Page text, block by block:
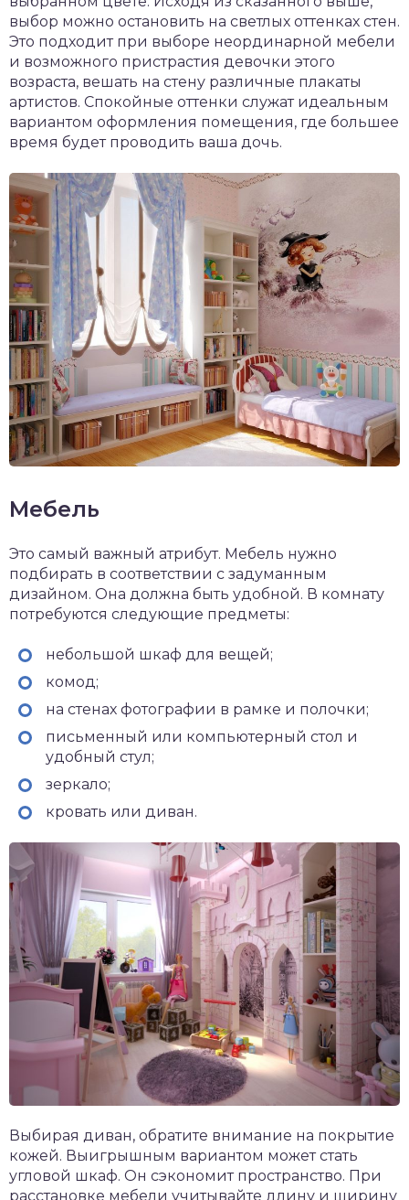
выбор можно остановить на светлых оттенках стен.
Это подходит при выборе неординарной мебели
и возможного пристрастия девочки этого
возраста, вешать на стену различные плакаты
артистов. Спокойные оттенки служат идеальным
вариантом оформления помещения, где большее
время будет проводить ваша дочь.
Мебель
Это самый важный атрибут. Мебель нужно
подбирать в соответствии с задуманным
дизайном. Она должна быть удобной. В комнату
потребуются следующие предметы:
небольшой шкаф для вещей;
комод;
на стенах фотографии в рамке и полочки;
письменный или компьютерный стол и
удобный стул;
зеркало;
кровать или диван.
Выбирая диван, обратите внимание на покрытие
кожей. Выигрышным вариантом может стать
угловой шкаф. Он сэкономит пространство. При
расстановке мебели учитывайте длину и ширину